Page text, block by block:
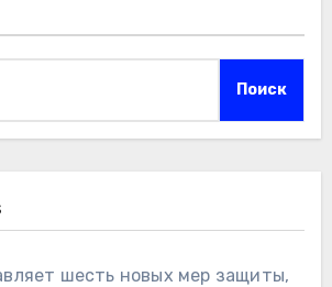
Поиск
шесть новых мер защиты,